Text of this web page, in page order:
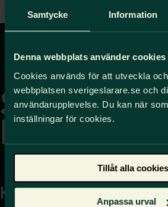
Samtycke Information
Denna webbplats använder cookies
Cookies används för att utveckla
webbplatsen sverigeslarare.se och
användarupplevelse. Du kan när
inställningar för cookies.
Tillåt alla cookies
Anpassa urval
startsidan
Kontakta